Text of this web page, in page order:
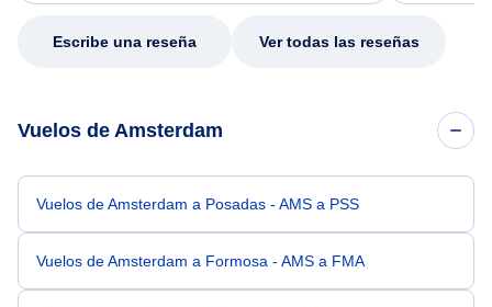
Escribe una reseña Ver todas las reseñas
Vuelos de Amsterdam
Vuelos de Amsterdam a Posadas - AMS a PSS
Vuelos de Amsterdam a Formosa - AMS a FMA